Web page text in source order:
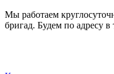
Мы работаем
бригад. Будем по адресу